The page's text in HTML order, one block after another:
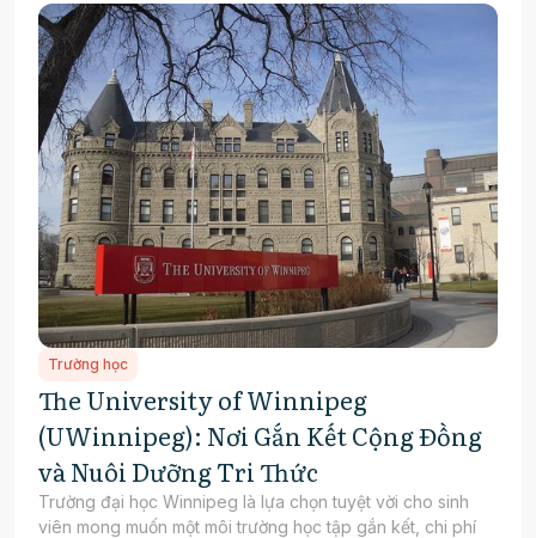
Trường học
The University of Winnipeg
(UWinnipeg): Nơi Gắn Kết Cộng Đồng
và Nuôi Dưỡng Tri Thức
Trường đại học Winnipeg là lựa chọn tuyệt vời cho sinh
viên mong muốn một môi trường học tập gắn kết, chi phí